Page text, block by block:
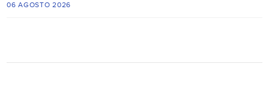
06 AGOSTO 2026